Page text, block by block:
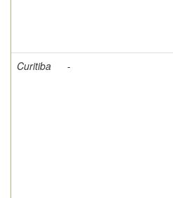
Curitiba
-